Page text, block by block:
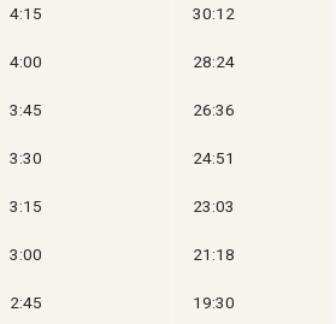
4:15
4:00
3:45
3:30
3:15
3:00
2:45
30:12
28:24
26:36
24:51
23:03
21:18
19:30